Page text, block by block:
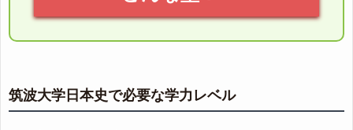
筑波大学日本史で必要な学力レベル